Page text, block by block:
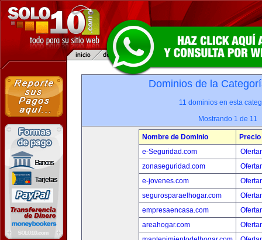
Dominios de la
11 dominios en esta
Mostrando 1 de 11
Nombre de Dominio
Precio
e-Seguridad.com
zonaseguridad.com
e-jovenes.com
segurosparaelhogar.com
empresaencasa.com
areahogar.com